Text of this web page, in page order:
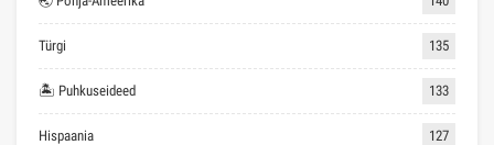
Türgi 135
🏝 Puhkuseideed 133
Hispaania 127